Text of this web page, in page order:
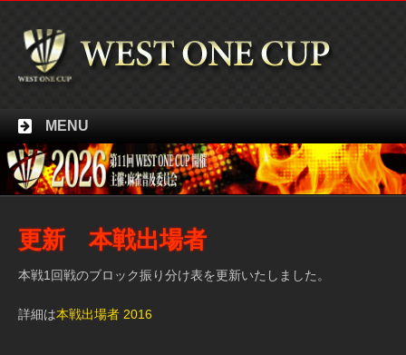
MENU
更新 本戦出場者
本戦1回戦のブロック振り分け表を更新いたしました。
詳細は本戦出場者 2016